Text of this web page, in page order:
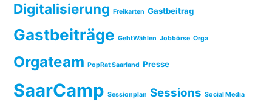
Digitalisierung Freikarten Gastbeitrag
Gastbeiträge GehtWählen Jobbörse Orga
Orgateam PopRat Saarland Presse
SaarCamp Sessionplan Sessions Social Media